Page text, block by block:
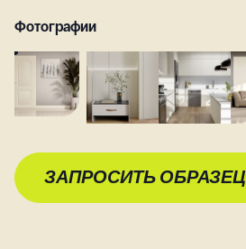
Фотографии
ЗАПРОСИТЬ ОБРАЗЕЦ